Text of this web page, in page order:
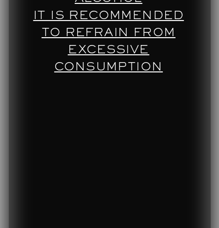
IT IS RECOMMENDED
TO REFRAIN FROM
EXCESSIVE
CONSUMPTION